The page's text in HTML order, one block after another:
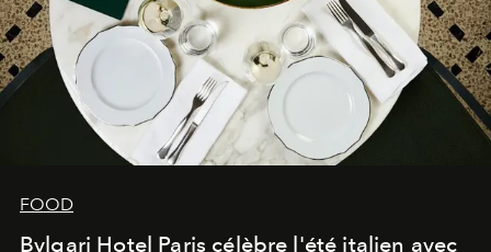
FOOD
Bvlgari Hotel Paris célèbre l'été italien avec